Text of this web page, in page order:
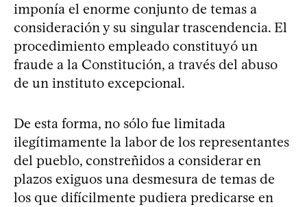
imponía el enorme conjunto de temas a
consideración y su singular trascendencia. El
procedimiento empleado constituyó un
fraude a la Constitución, a través del abuso
de un instituto excepcional.
De esta forma, no sólo fue limitada
ilegítimamente la labor de los representantes
del pueblo, constreñidos a considerar en
plazos exiguos una desmesura de temas de
los que difícilmente pudiera predicarse en